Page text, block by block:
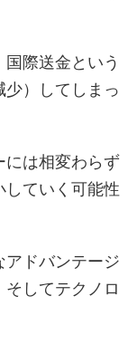
際送金という
少）してしまっ
には相変わらず
していく可能性
アドバンテージ
してテクノロ